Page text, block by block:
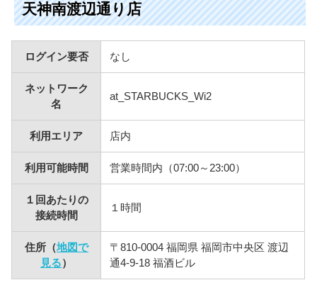
天神南渡辺通り店
ログイン要否 なし
ネットワーク
名
at_STARBUCKS_Wi2
利用エリア 店内
利用可能時間 営業時間内（07:00～23:00）
１回あたりの
接続時間
１時間
住所（地図で
見る）
〒810-0004 福岡県 福岡市中央区 渡辺
通4-9-18 福酒ビル